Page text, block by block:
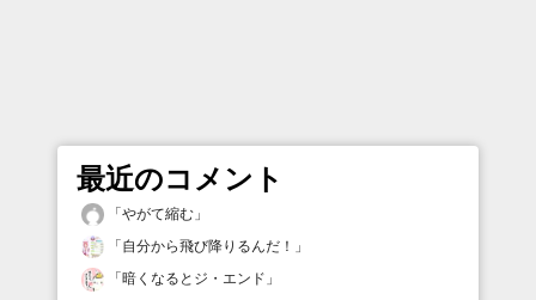
最近のコメント
「やがて縮む 」
「自分から飛び降りるんだ！ 」
「暗くなるとジ・エンド 」